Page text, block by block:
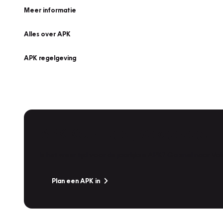
Meer informatie
Alles over APK
APK regelgeving
Plan een APK in